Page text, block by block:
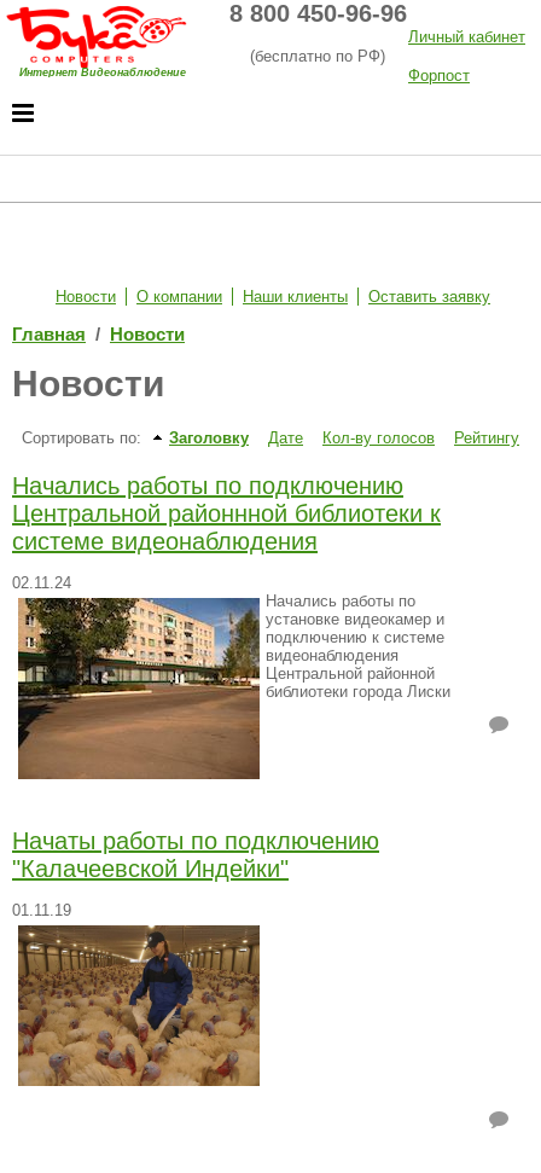
Интернет Видеонаблюдение
8 800 450-96-96
(бесплатно по РФ)
Личный кабинет
Форпост
Новости О компании Наши клиенты Оставить заявку
Главная / Новости
Новости
Сортировать по: Заголовку Дате Кол-ву голосов Рейтингу
Начались работы по подключению
Центральной районнной библиотеки к
системе видеонаблюдения
02.11.24
Начались работы по
установке видеокамер и
подключению к системе
видеонаблюдения
Центральной районной
библиотеки города Лиски
Начаты работы по подключению
"Калачеевской Индейки"
01.11.19